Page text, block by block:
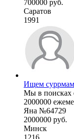
700000 руб.
Саратов
1991
Ищем
Мы в поисках
2000000
Яна №64729
2000000 руб.
Минск
1216